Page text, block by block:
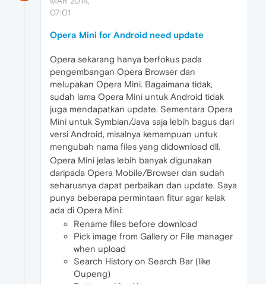
07:01
Opera Mini for Android need update
Opera sekarang hanya berfokus pada
pengembangan Opera Browser dan
melupakan Opera Mini. Bagaimana tidak,
sudah lama Opera Mini untuk Android tidak
juga mendapatkan update. Sementara Opera
Mini untuk Symbian/Java saja lebih bagus dari
versi Android, misalnya kemampuan untuk
mengubah nama files yang didownload dll.
Opera Mini jelas lebih banyak digunakan
daripada Opera Mobile/Browser dan sudah
seharusnya dapat perbaikan dan update. Saya
punya beberapa permintaan fitur agar kelak
ada di Opera Mini:
Rename files before download
Pick image from Gallery or File manager
when upload
Search History on Search Bar (like
Oupeng)